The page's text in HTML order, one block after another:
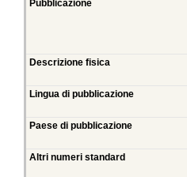
Pubblicazione
Descrizione fisica
Lingua di pubblicazione
Paese di pubblicazione
Altri numeri standard